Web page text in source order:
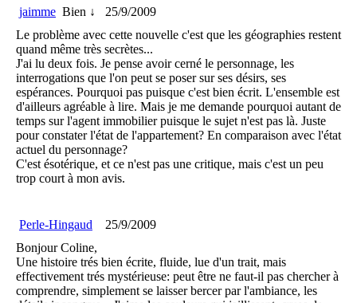
jaimme Bien ↓
25/9/2009
Le problème avec cette nouvelle c'est que les géographies restent
quand même très secrètes...
J'ai lu deux fois. Je pense avoir cerné le personnage, les
interrogations que l'on peut se poser sur ses désirs, ses
espérances. Pourquoi pas puisque c'est bien écrit. L'ensemble est
d'ailleurs agréable à lire. Mais je me demande pourquoi autant de
temps sur l'agent immobilier puisque le sujet n'est pas là. Juste
pour constater l'état de l'appartement? En comparaison avec l'état
actuel du personnage?
C'est ésotérique, et ce n'est pas une critique, mais c'est un peu
trop court à mon avis.
Perle-Hingaud
25/9/2009
Bonjour Coline,
Une histoire trés bien écrite, fluide, lue d'un trait, mais
effectivement trés mystérieuse: peut être ne faut-il pas chercher à
comprendre, simplement se laisser bercer par l'ambiance, les